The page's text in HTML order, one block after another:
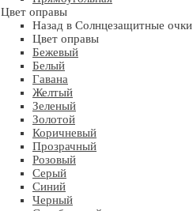
Цвет оправы
Назад в Солнцезащитные очки
Цвет оправы
Бежевый
Белый
Гавана
Желтый
Зеленый
Золотой
Коричневый
Прозрачный
Розовый
Серый
Синий
Черный